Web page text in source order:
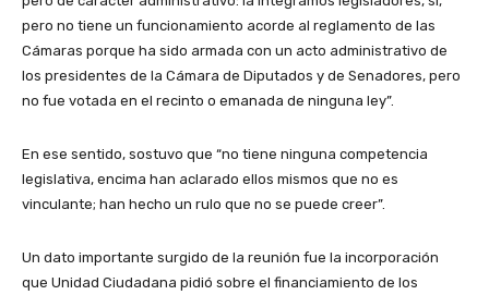
pero no tiene un funcionamiento acorde al reglamento de las
Cámaras porque ha sido armada con un acto administrativo de
los presidentes de la Cámara de Diputados y de Senadores, pero
no fue votada en el recinto o emanada de ninguna ley”.
En ese sentido, sostuvo que “no tiene ninguna competencia
legislativa, encima han aclarado ellos mismos que no es
vinculante; han hecho un rulo que no se puede creer”.
Un dato importante surgido de la reunión fue la incorporación
que Unidad Ciudadana pidió sobre el financiamiento de los